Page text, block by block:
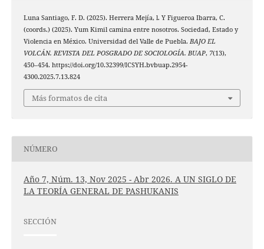
Luna Santiago, F. D. (2025). Herrera Mejía, l. Y Figueroa Ibarra, C.
(coords.) (2025). Yum Kimil camina entre nosotros. Sociedad, Estado y
Violencia en México. Universidad del Valle de Puebla. BAJO EL
VOLCÁN. REVISTA DEL POSGRADO DE SOCIOLOGÍA. BUAP, 7(13),
450–454. https://doi.org/10.32399/ICSYH.bvbuap.2954-
4300.2025.7.13.824
Más formatos de cita
NÚMERO
Año 7, Núm. 13, Nov 2025 - Abr 2026. A UN SIGLO DE
LA TEORÍA GENERAL DE PASHUKANIS
SECCIÓN